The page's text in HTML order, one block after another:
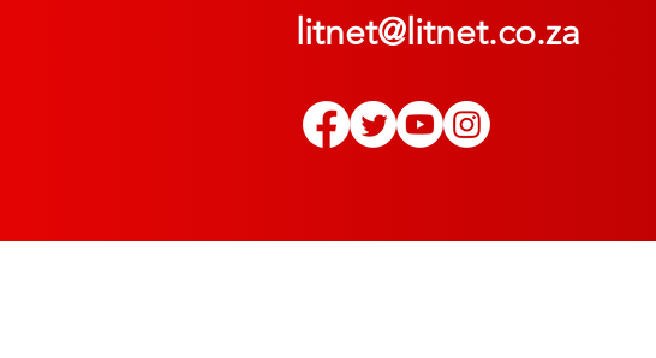
litnet@litnet.co.za